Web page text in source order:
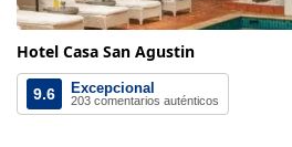
Hotel Casa San Agustin
9.6 Excepcional
203 comentarios auténticos